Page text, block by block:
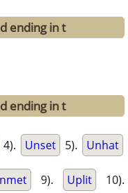
ending in t
ending in t
4). Unset 5). Unhat
9). Uplit 10).